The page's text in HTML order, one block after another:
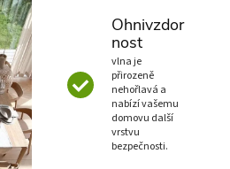
Ohnivzdor
nost
vlna je
přirozeně
nehořlavá a
nabízí vašemu
domovu další
vrstvu
bezpečnosti.